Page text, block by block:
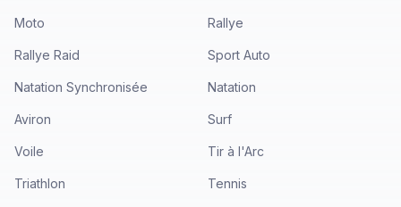
Moto Rallye
Rallye Raid Sport Auto
Natation Synchronisée Natation
Aviron Surf
Voile Tir à l'Arc
Triathlon Tennis